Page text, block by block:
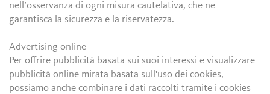
nell’osservanza di ogni misura cautelativa, che ne
garantisca la sicurezza e la riservatezza.
Advertising online
Per offrire pubblicità basata sui suoi interessi e visualizzare
pubblicità online mirata basata sull'uso dei cookies,
possiamo anche combinare i dati raccolti tramite i cookies